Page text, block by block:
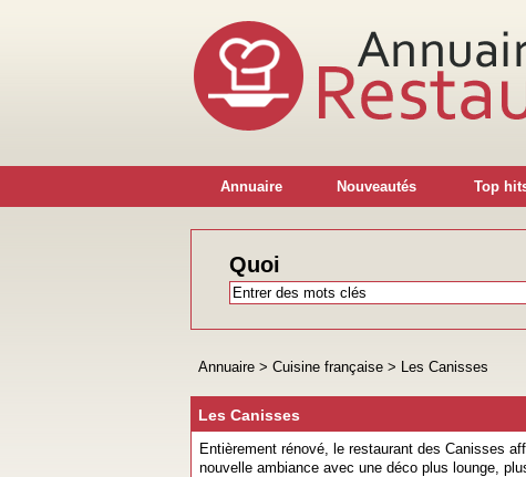
Annuaire Nouveautés Top
Quoi
Annuaire > Cuisine française > Les Canisses
Les Canisses
Entièrement rénové, le restaurant des Canisses
nouvelle ambiance avec une déco plus lounge,